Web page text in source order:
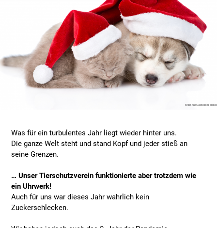
Was für ein turbulentes Jahr liegt wieder hinter uns.
Die ganze Welt steht und stand Kopf und jeder stieß an
seine Grenzen.
… Unser Tierschutzverein funktionierte aber trotzdem wie
ein Uhrwerk!
Auch für uns war dieses Jahr wahrlich kein
Zuckerschlecken.